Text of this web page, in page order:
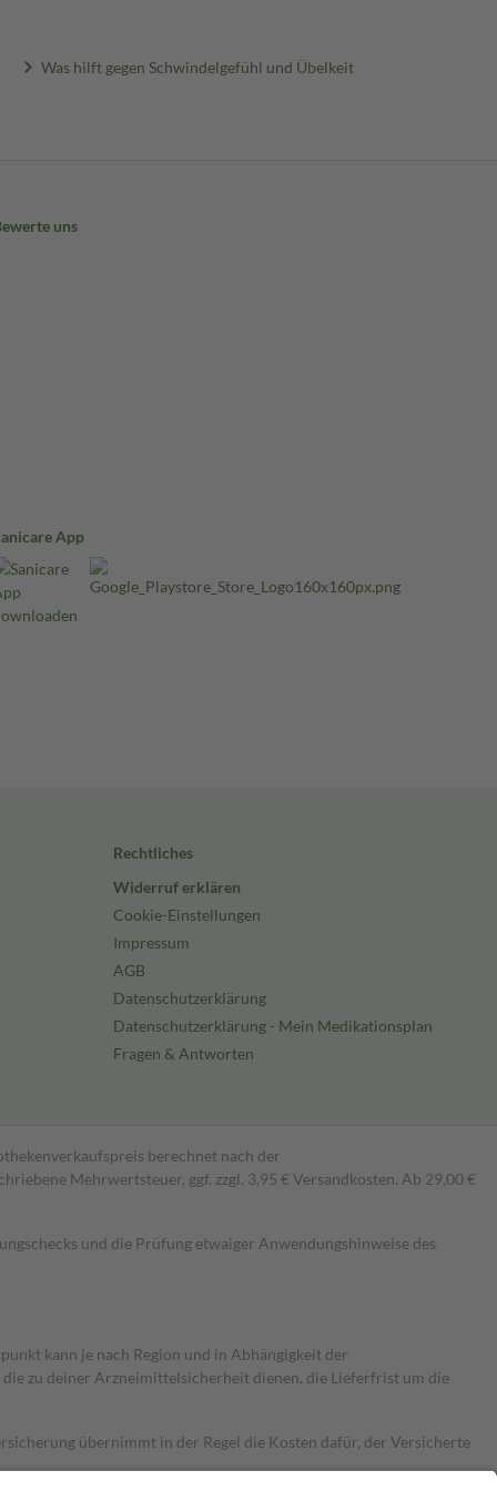
Was hilft gegen Schwindelgefühl und Übelkeit
uns
App
Rechtliches
Widerruf erklären
Cookie-Einstellungen
Impressum
AGB
Datenschutzerklärung
Datenschutzerklärung - Mein Medikationsplan
Fragen & Antworten
berechnet nach der
Mehrwertsteuer, ggf. zzgl. 3,95 € Versandkosten. Ab 29,00 €
und die Prüfung etwaiger Anwendungshinweise des
kann je nach Region und in Abhängigkeit der
zu deiner Arzneimittelsicherheit dienen, die Lieferfrist um die
übernimmt in der Regel die Kosten dafür, der Versicherte